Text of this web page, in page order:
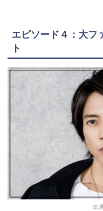
エピソード４：大フ
ト
出